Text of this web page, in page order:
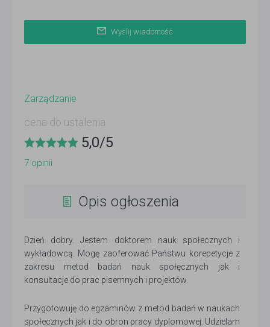
Wyślij wiadomość
Zarządzanie
cena do ustalenia
5,0/5
7 opinii
Opis ogłoszenia
Dzień dobry. Jestem doktorem nauk społecznych i
wykładowcą. Mogę zaoferować Państwu korepetycje z
zakresu metod badań nauk społęcznych jak i
konsultacje do prac pisemnych i projektów.
Przygotowuję do egzaminów z metod badań w naukach
społecznych jak i do obron pracy dyplomowej. Udzielam